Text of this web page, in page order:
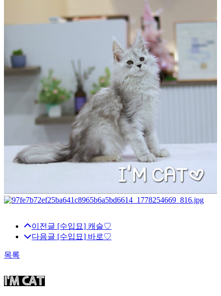
이전글 [수입묘] 캐슬♡
다음글 [수입묘] 바로♡
목록